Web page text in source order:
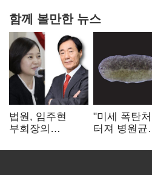
함께 볼만한 뉴스
법원, 임주현
부회장의
주식 가압류 결정
"미세 폭탄
터져 병원균